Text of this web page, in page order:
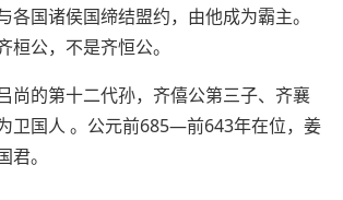
各国诸侯国缔结盟约，由他成为霸主。
桓公，不是齐恒公。
尚的第十二代孙，齐僖公第三子、齐襄
卫国人 。公元前685—前643年在位，姜
。